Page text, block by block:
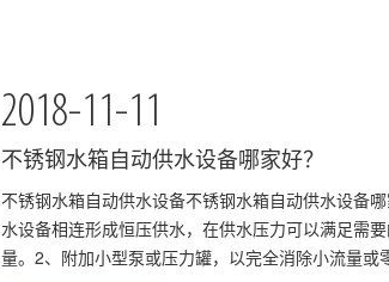
2018-11-11
不锈钢水箱自动供水设备哪家好？
不锈钢水箱自动供水设备不锈钢水箱自动供水设备
水设备相连形成恒压供水，在供水压力可以满足需
量。2、附加小型泵或压力罐，以完全消除小流量